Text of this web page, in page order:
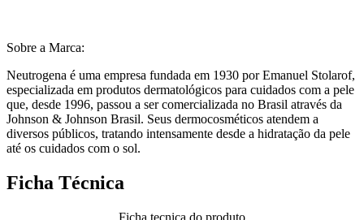
Sobre a Marca:
Neutrogena é uma empresa fundada em 1930 por Emanuel Stolarof,
especializada em produtos dermatológicos para cuidados com a pele
que, desde 1996, passou a ser comercializada no Brasil através da
Johnson & Johnson Brasil. Seus dermocosméticos atendem a
diversos públicos, tratando intensamente desde a hidratação da pele
até os cuidados com o sol.
Ficha Técnica
Ficha tecnica do produto